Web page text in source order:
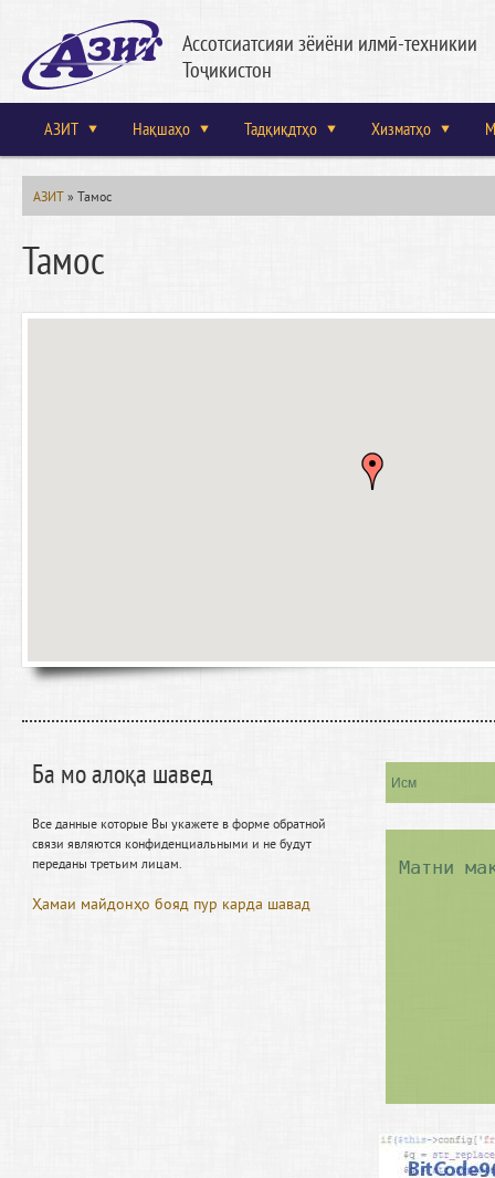
Ассотсиатсияи зёиёни илмӣ-техникии
Тоҷикистон
АЗИТ Нақшаҳо Тадқиқдтҳо Хизматҳо
АЗИТ» Тамос
Тамос
Ба мо алоқа шавед
Все данные которые Вы укажете в форме обратной
связи являются конфиденциальными и не будут
переданы третьим лицам.
Ҳамаи майдонҳо бояд пур карда шавад